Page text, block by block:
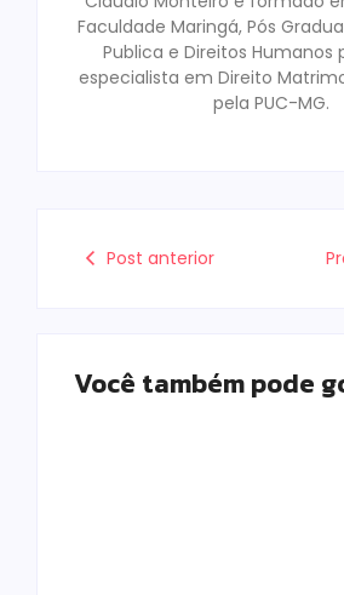
Faculdade Maringá, Pós
Publica e Direitos Humanos
especialista em Direito
pela PUC-MG.
Post anterior
Você também pode